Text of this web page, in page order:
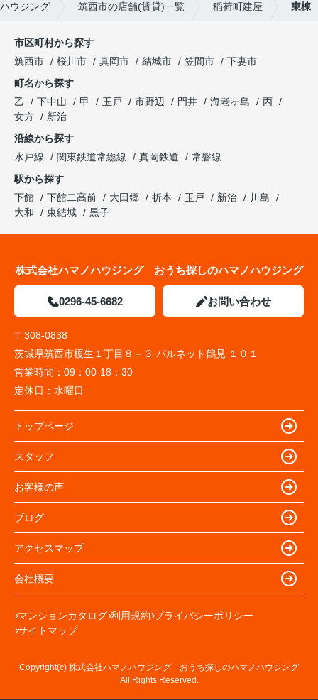
ウジング 筑西市の店舗(賃貸)一覧 稲荷町建屋 東棟
市区町村から探す
筑西市
桜川市 真岡市 結城市 笠間市
下妻市
町名から探す
乙
下中山 甲 玉戸 市野辺 門井 海老ヶ島
丙
女方
新治
沿線から探す
水戸線
関東鉄道常総線 真岡鉄道
常磐線
駅から探す
下館
下館二高前 大田郷 折本 玉戸 新治
川島
大和
東結城 黒子
株式会社ハマノハウジング おうち探しのハマノハウジング
0296-45-6682 お問い合わせ
〒308-0838
茨城県筑西市榎生１丁目８－３ パルネット鶴見 １０１
営業時間： 09：00-18：30
定休日： 水曜日
トップページ
スタッフ
お客様の声
ブログ
アクセスマップ
会社概要
マンションカタログ 利用規約 プライバシーポリシー
サイトマップ
Copyright(c) 株式会社ハマノハウジング おうち探しのハマノハウジング
All Rights Reserved.